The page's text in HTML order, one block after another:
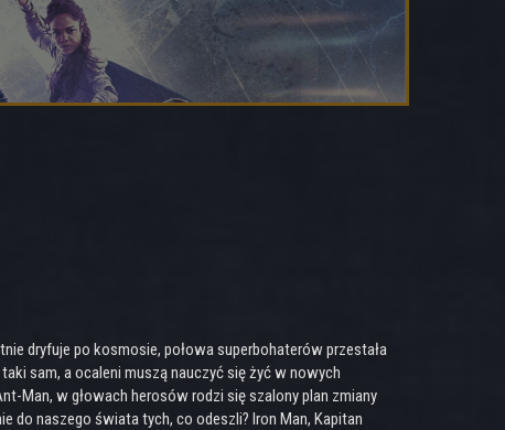
dryfuje po kosmosie, połowa superbohaterów przestała
sam, a ocaleni muszą nauczyć się żyć w nowych
Man, w głowach herosów rodzi się szalony plan zmiany
do naszego świata tych, co odeszli? Iron Man, Kapitan